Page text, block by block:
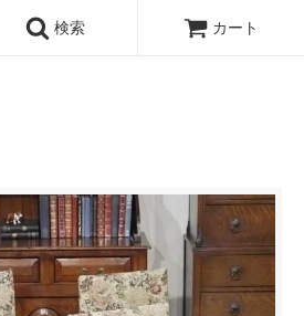
検索 カート